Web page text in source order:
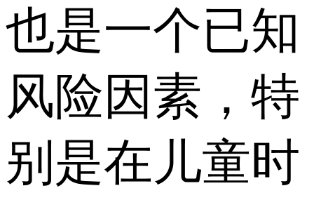
也是一个已知
风险因素，特
别是在儿童时